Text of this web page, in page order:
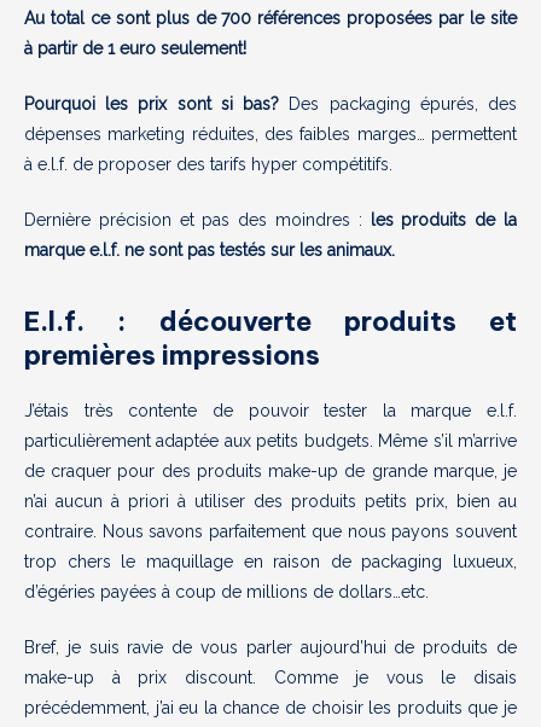
Au total ce sont plus de 700 références proposées par le site
à partir de 1 euro seulement!
Pourquoi les prix sont si bas? Des packaging épurés, des
dépenses marketing réduites, des faibles marges… permettent
à e.l.f. de proposer des tarifs hyper compétitifs.
Dernière précision et pas des moindres :
les produits de la
marque e.l.f. ne sont pas testés sur les animaux.
E.l.f. : découverte produits et
premières impressions
J’étais très contente de pouvoir tester la marque e.l.f.
particulièrement adaptée aux petits budgets. Même s’il m’arrive
de craquer pour des produits make-up de grande marque, je
n’ai aucun à priori à utiliser des produits petits prix, bien au
contraire. Nous savons parfaitement que nous payons souvent
trop chers le maquillage en raison de packaging luxueux,
d’égéries payées à coup de millions de dollars…etc.
Bref, je suis ravie de vous parler aujourd’hui de produits de
make-up à prix discount. Comme je vous le disais
précédemment, j’ai eu la chance de choisir les produits que je